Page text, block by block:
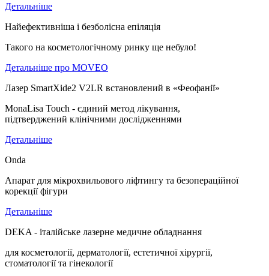
Детальніше
Найефективніша і безболісна епіляція
Такого на косметологічному ринку ще небуло!
Детальніше про MOVEO
Лазер SmartXide2 V2LR встановлений в «Феофанії»
MonaLisa Touch - єдиний метод лікування,
підтверджений клінічними дослідженнями
Детальніше
Onda
Апарат для мікрохвильового ліфтингу та безопераційної
корекції фігури
Детальніше
DEKA - італійське лазерне медичне обладнання
для косметології, дерматології, естетичної хірургії,
стоматології та гінекології